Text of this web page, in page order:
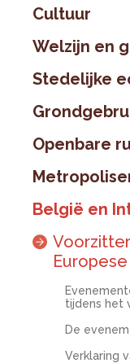
Cultuur
Welzijn en
Stedelijke
Openbare
België en
tijdens het
De
Verklaring